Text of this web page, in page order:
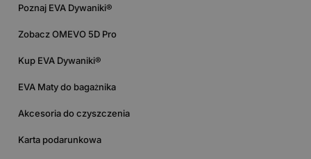
Poznaj EVA Dywaniki®
Zobacz OMEVO 5D Pro
Kup EVA Dywaniki®
EVA Maty do bagażnika
Akcesoria do czyszczenia
Karta podarunkowa